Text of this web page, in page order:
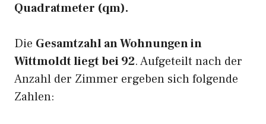
Quadratmeter (qm).
Die Gesamtzahl an Wohnungen in
Wittmoldt liegt bei 92. Aufgeteilt nach der
Anzahl der Zimmer ergeben sich folgende
Zahlen: